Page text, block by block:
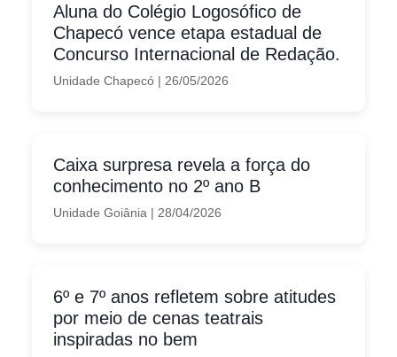
Aluna do Colégio Logosófico de
Chapecó vence etapa estadual de
Concurso Internacional de Redação.
Unidade Chapecó | 26/05/2026
Caixa surpresa revela a força do
conhecimento no 2º ano B
Unidade Goiânia | 28/04/2026
6º e 7º anos refletem sobre atitudes
por meio de cenas teatrais
inspiradas no bem